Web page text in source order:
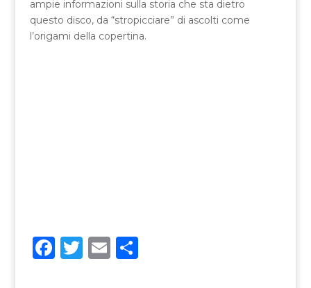
ampie informazioni sulla storia che sta dietro
questo disco, da “stropicciare” di ascolti come
l’origami della copertina.
F T E C